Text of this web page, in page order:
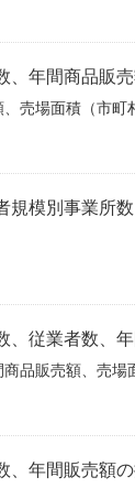
年間商品販
売場面積（市町
規模別事業所数
、従業者数、
品販売額、売場
、年間販売額